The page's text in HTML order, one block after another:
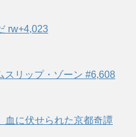
rw+4,023
スリップ・ゾーン #6,608
血に伏せられた京都奇譚